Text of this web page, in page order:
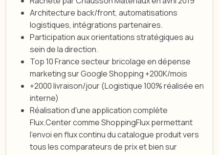
Architecture back/front, automatisations
logistiques, intégrations partenaires.
Participation aux orientations stratégiques au
sein de la direction.
Top 10 France secteur bricolage en dépense
marketing sur Google Shopping +200K/mois
+2000 livraison/jour (Logistique 100% réalisée en
interne)
Réalisation d'une application complète
Flux.Center comme ShoppingFlux permettant
l'envoi en flux continu du catalogue produit vers
tous les comparateurs de prix et bien sur